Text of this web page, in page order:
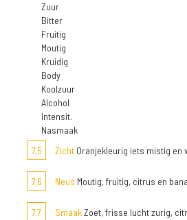
Zuur
Bitter
Fruitig
Moutig
Kruidig
Body
Koolzuur
Alcohol
Intensit.
Nasmaak
7,5
Zicht Oranjekleurig iets mistig en
7,6 Neus Moutig, fruitig, citrus en
7,7 SmaakZoet, frisse lucht zurig,